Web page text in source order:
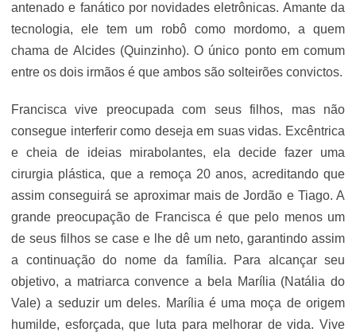
antenado e fanático por novidades eletrônicas. Amante da
tecnologia, ele tem um robô como mordomo, a quem
chama de Alcides (Quinzinho). O único ponto em comum
entre os dois irmãos é que ambos são solteirões convictos.
Francisca vive preocupada com seus filhos, mas não
consegue interferir como deseja em suas vidas. Excêntrica
e cheia de ideias mirabolantes, ela decide fazer uma
cirurgia plástica, que a remoça 20 anos, acreditando que
assim conseguirá se aproximar mais de Jordão e Tiago. A
grande preocupação de Francisca é que pelo menos um
de seus filhos se case e lhe dê um neto, garantindo assim
a continuação do nome da família. Para alcançar seu
objetivo, a matriarca convence a bela Marília (Natália do
Vale) a seduzir um deles. Marília é uma moça de origem
humilde, esforçada, que luta para melhorar de vida. Vive